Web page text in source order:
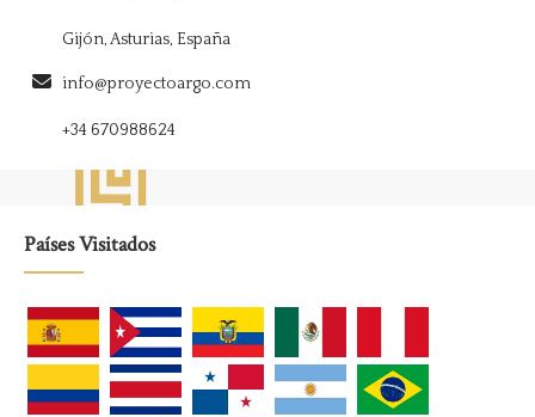
Gijón, Asturias, España
info@proyectoargo.com
+34 670988624
Países Visitados